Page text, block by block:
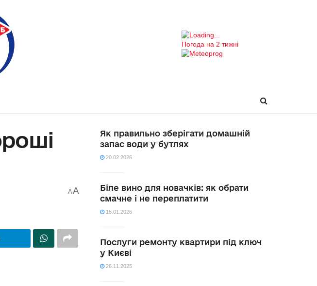
Погода на 2 тижні
AA
Як правильно зберігати домашній
запас води у бутлях
20.02.2026
Біле вино для новачків: як обрати
смачне і не переплатити
15.01.2026
Послуги ремонту квартири під ключ
у Києві
26.11.2025